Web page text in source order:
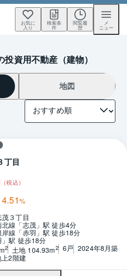
お気に
入り
検索条
件
閲覧履
歴
メ
ニュー
資用不動産（建物）
地図
1 / 0 間取り
丁目
（税込）
4.51%
３丁目
線「志茂」駅 徒歩4分
線「赤羽」駅 徒歩18分
駅 徒歩18分
2 土地 104.93m2 6戸 2024年8月築
2階建